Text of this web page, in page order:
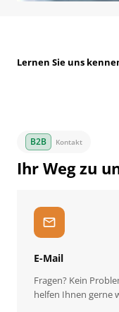
Lernen Sie uns
Kontakt
Ihr Weg zu
mail
E-Mail
Fragen? Kein
helfen Ihnen gerne